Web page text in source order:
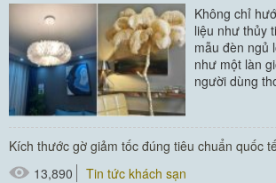
Không chỉ
liệu như thủy
mẫu đèn ngủ
như một làn
người dùng
#thiết bị
Kích thước gờ giảm tốc đúng tiêu chuẩn quốc
13,890
Tin tức khách sạn